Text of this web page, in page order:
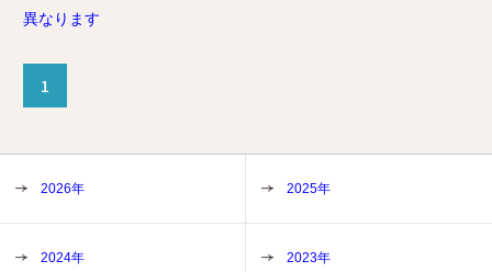
異なります
1
2026年 2025年
2024年 2023年